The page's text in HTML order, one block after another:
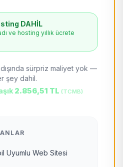
DAHİL
ve hosting yıllık ücrete
dışında sürpriz maliyet yok —
şey dahil.
2.856,51 TL (TCMB)
Uyumlu Web Sitesi